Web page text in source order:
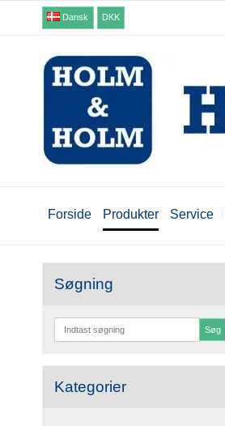
Dansk DKK
Forside Produkter Service
Søgning
Søg
Kategorier